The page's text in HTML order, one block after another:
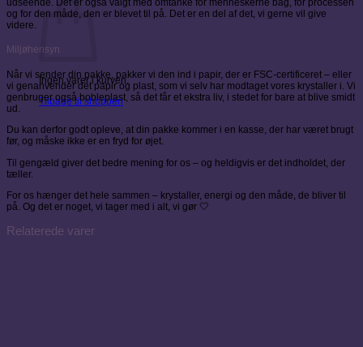
Ingen varer i kurven.
Tilbage til shoppen
udseende. Det er også valgt med omtanke for menneskerne bag, for processen
og for den måde, den er blevet til på. Det er en del af det, vi gerne vil give
videre.
Miljøhensyn
Når vi sender din pakke, pakker vi den ind i papir, der er FSC-certificeret – eller
vi genanvender det papir og plast, som vi selv har modtaget vores krystaller i. Vi
genbruger også bobleplast, så det får et ekstra liv, i stedet for bare at blive smidt
ud.
Du kan derfor godt opleve, at din pakke kommer i en kasse, der har været brugt
før, og måske ikke er en fryd for øjet.
Til gengæld giver det bedre mening for os – og heldigvis er det indholdet, der
tæller.
For os hænger det hele sammen – krystaller, energi og den måde, de bliver til
på. Og det er noget, vi tager med i alt, vi gør 🤍
Relaterede varer